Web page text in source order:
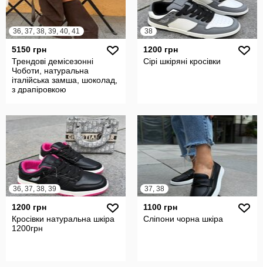
36, 37, 38, 39, 40, 41
5150 грн
Трендові демісезонні
Чоботи, натуральна
італійська замша, шоколад,
з драпіровкою
38
1200 грн
Сірі шкіряні кросівки
36, 37, 38, 39
1200 грн
Кросівки натуральна шкіра
1200грн
37, 38
1100 грн
Сліпони чорна шкіра